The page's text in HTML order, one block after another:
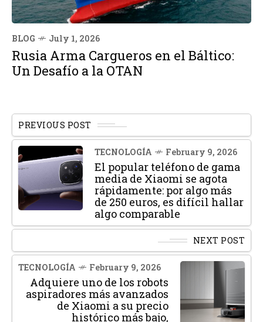
BLOG July 1, 2026
Rusia Arma Cargueros en el Báltico:
Un Desafío a la OTAN
PREVIOUS POST
TECNOLOGÍA February 9, 2026
El popular teléfono de gama
media de Xiaomi se agota
rápidamente: por algo más
de 250 euros, es difícil hallar
algo comparable
NEXT POST
TECNOLOGÍA February 9, 2026
Adquiere uno de los robots
aspiradores más avanzados
de Xiaomi a su precio
histórico más bajo,